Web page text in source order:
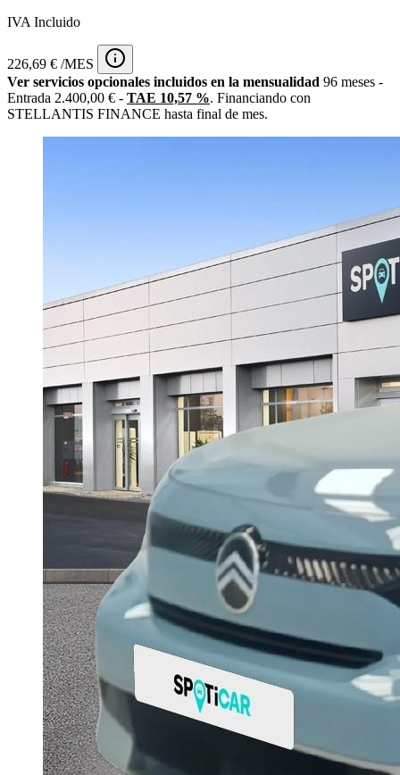
IVA Incluido
226,69 € /MES
Ver servicios opcionales incluidos en la mensualidad 96 meses -
Entrada 2.400,00 € - TAE 10,57 %. Financiando con
STELLANTIS FINANCE hasta final de mes.